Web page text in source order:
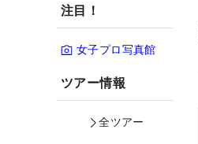
注目！
女子プロ写真館
ツアー情報
全ツアー